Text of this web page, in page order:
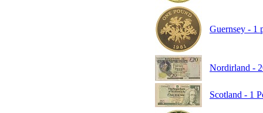
Guernsey - 1
Nordirland -
Scotland - 1